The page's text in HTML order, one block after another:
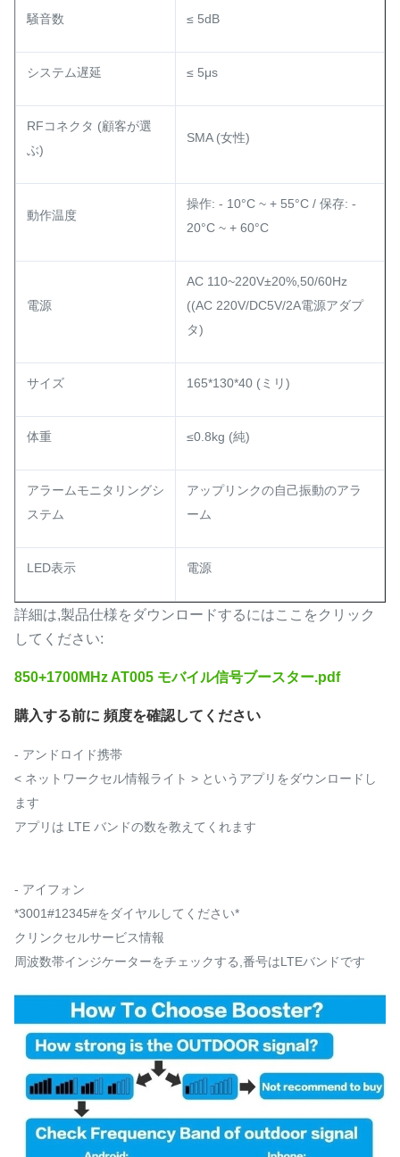
騒音数 ≤ 5dB
システム遅延 ≤ 5μs
RFコネクタ (顧客が選
ぶ)
SMA (女性)
動作温度
操作: - 10°C ~ + 55°C / 保存: -
20°C ~ + 60°C
電源
AC 110~220V±20%,50/60Hz
((AC 220V/DC5V/2A電源アダプ
タ)
サイズ 165*130*40 (ミリ)
体重 ≤0.8kg (純)
アラームモニタリングシ
ステム
アップリンクの自己振動のアラ
ーム
LED表示 電源
詳細は,製品仕様をダウンロードするにはここをクリック
してください:
850+1700MHz AT005 モバイル信号ブースター.pdf
購入する前に 頻度を確認してください
- アンドロイド携帯
< ネットワークセル情報ライト > というアプリをダウンロードし
ます
アプリは LTE バンドの数を教えてくれます
- アイフォン
*3001#12345#をダイヤルしてください*
クリンクセルサービス情報
周波数帯インジケーターをチェックする,番号はLTEバンドです